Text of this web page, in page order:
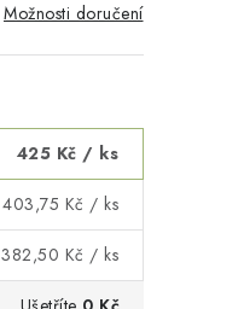
Možnosti doručení
425 Kč / ks
403,75 Kč / ks
382,50 Kč / ks